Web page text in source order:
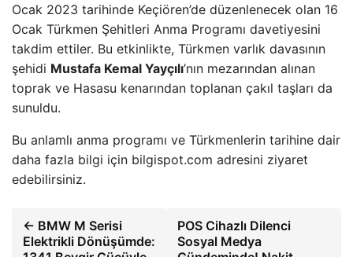
Ocak 2023 tarihinde Keçiören’de düzenlenecek olan 16
Ocak Türkmen Şehitleri Anma Programı davetiyesini
takdim ettiler. Bu etkinlikte, Türkmen varlık davasının
şehidi Mustafa Kemal Yayçılı’nın mezarından alınan
toprak ve Hasasu kenarından toplanan çakıl taşları da
sunuldu.
Bu anlamlı anma programı ve Türkmenlerin tarihine dair
daha fazla bilgi için bilgispot.com adresini ziyaret
edebilirsiniz.
← BMW M Serisi
Elektrikli Dönüşümde:
POS Cihazlı Dilenci
Sosyal Medya